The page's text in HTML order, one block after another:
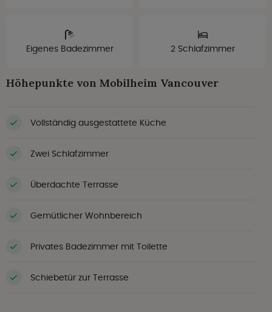
Eigenes Badezimmer 2 Schlafzimmer
Höhepunkte von Mobilheim Vancouver
Vollständig ausgestattete Küche
Zwei Schlafzimmer
Überdachte Terrasse
Gemütlicher Wohnbereich
Privates Badezimmer mit Toilette
Schiebetür zur Terrasse